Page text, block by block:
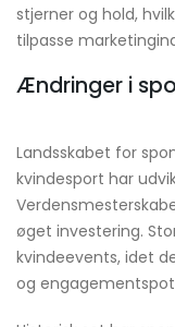
stjerner og hold,
tilpasse
Ændringer i
Landsskabet for
kvindesport har
øget investering.
kvindeevents, idet
og